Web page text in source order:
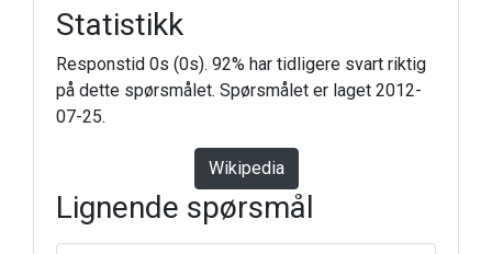
Statistikk
Responstid 0s (0s). 92% har tidligere svart riktig
på dette spørsmålet. Spørsmålet er laget 2012-
07-25.
Wikipedia
Lignende spørsmål